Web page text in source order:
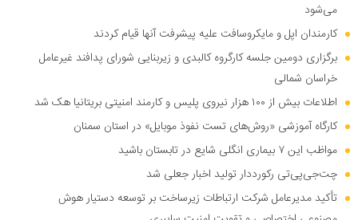
می‌شود
کارمندان اپل و مایکروسافت علیه پیشرفت آنها قیام کردند
برگزاری دومین جلسه کارگروه کالبدی و زیربنایی شورای پدافند غیرعامل
خراسان شمالی
اطلاعات بیش از ۱۰۰ هزار نیروی پلیس و کارمند امنیتی بریتانیا هک شد
کارگاه آموزشی «روش‌های تست نفوذ موبایل» در استان سمنان
مواظب این ۷ بیماری انگلی شایع در تابستان باشید
چت‌جی‌پی‌تی رکورددار تولید اخبار جعلی شد
تأکید مدیرعامل شرکت ارتباطات زیرساخت بر توسعه دستیار هوش